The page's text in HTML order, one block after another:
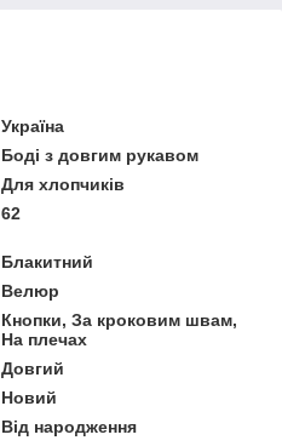
Україна
Боді з довгим рукавом
Для хлопчиків
62
Блакитний
Велюр
Кнопки, За кроковим швам,
На плечах
Довгий
Новий
Від народження